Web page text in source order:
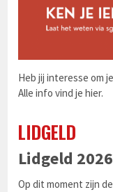
Heb jij interesse om
Alle info vind jehier.
LIDGELD
Lidgeld
Op dit moment zijn